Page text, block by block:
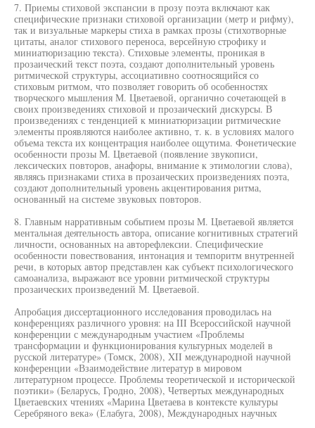
7. Приемы стиховой экспансии в прозу поэта включают как
специфические признаки стиховой организации (метр и рифму),
так и визуальные маркеры стиха в рамках прозы (стихотворные
цитаты, аналог стихового переноса, версейную строфику и
миниатюризацию текста). Стиховые элементы, проникая в
прозаический текст поэта, создают дополнительный уровень
ритмической структуры, ассоциативно соотносящийся со
стиховым ритмом, что позволяет говорить об особенностях
творческого мышления М. Цветаевой, органично сочетающей в
своих произведениях стиховой и прозаический дискурсы. В
произведениях с тенденцией к миниатюризации ритмические
элементы проявляются наиболее активно, т. к. в условиях малого
объема текста их концентрация наиболее ощутима. Фонетические
особенности прозы М. Цветаевой (появление звукописи,
лексических повторов, анафоры, внимание к этимологии слова),
являясь признаками стиха в прозаических произведениях поэта,
создают дополнительный уровень акцентирования ритма,
основанный на системе звуковых повторов.
8. Главным нарративным событием прозы М. Цветаевой является
ментальная деятельность автора, описание когнитивных стратегий
личности, основанных на авторефлексии. Специфические
особенности повествования, интонация и темпоритм внутренней
речи, в которых автор представлен как субъект психологического
самоанализа, выражают все уровни ритмической структуры
прозаических произведений М. Цветаевой.
Апробация диссертационного исследования проводилась на
конференциях различного уровня: на III Всероссийской научной
конференции с международным участием «Проблемы
трансформации и функционирования культурных моделей в
русской литературе» (Томск, 2008), XII международной научной
конференции «Взаимодействие литератур в мировом
литературном процессе. Проблемы теоретической и исторической
поэтики» (Беларусь, Гродно, 2008), Четвертых международных
Цветаевских чтениях «Марина Цветаева в контексте культуры
Серебряного века» (Елабуга, 2008), Международных научных